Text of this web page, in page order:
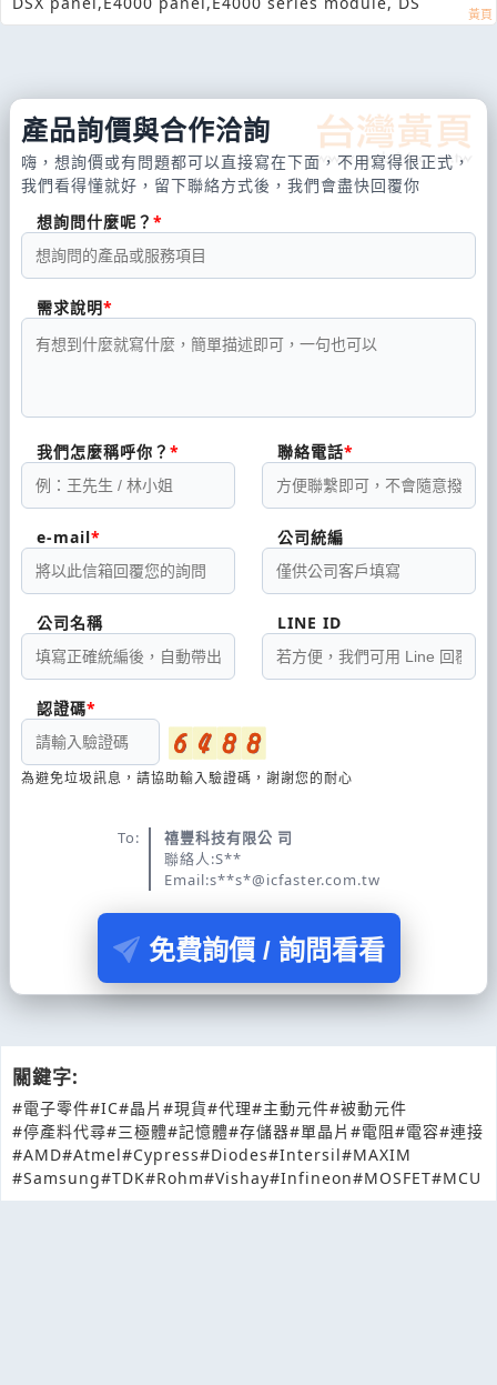
產品詢價與合作洽詢
嗨，想詢價或有問題都可以直接寫在下面，不用寫得很正式，
我們看得懂就好，留下聯絡方式後，我們會盡快回覆你
想詢問什麼呢？
需求說明
我們怎麼稱呼你？ 聯絡電話
e-mail 公司統編
公司名稱 LINE ID
認證碼
為避免垃圾訊息，請協助輸入驗證碼，謝謝您的耐心
To:
禧豐科技有限公 司
聯絡人:S**
Email:s**s*@icfaster.com.tw
免費詢價 / 詢問看看
關鍵字:
#電子零件#IC#晶片 #現貨#代理#主動元件#被動元件
#停產料代尋#三極體#記憶體#存儲器#單晶片 #電阻#電容#連接
#AMD#Atmel#Cypress#Diodes#Intersil#MAXIM
#Samsung#TDK#Rohm#Vishay#Infineon#MOSFET#MCU